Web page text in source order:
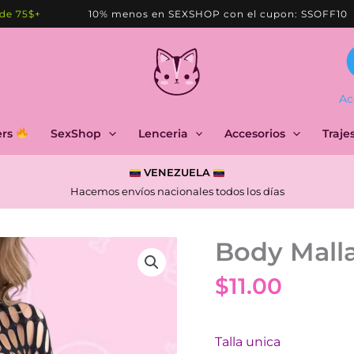
10% menos en SEXSHOP con el cupon: SSOFF10
SexShop Lenceria Accesorios
VENEZUELA
Hacemos envíos nacionales todos los días
Body
$11.00
Talla unica